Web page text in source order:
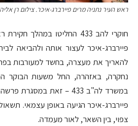
ראש העיר נתניה מרים פיירברג-איכר. צילום רן
חוקרי להב 433 החליטו במהלך
פיירברג-איכר לעצור אותה ולהביאה
נחקרה, באזהרה, החל משעות הבוקר
פיירברג-איכר הגיעה באופן עצמאי.
צפוי, בין השאר, לאור מעמדה.